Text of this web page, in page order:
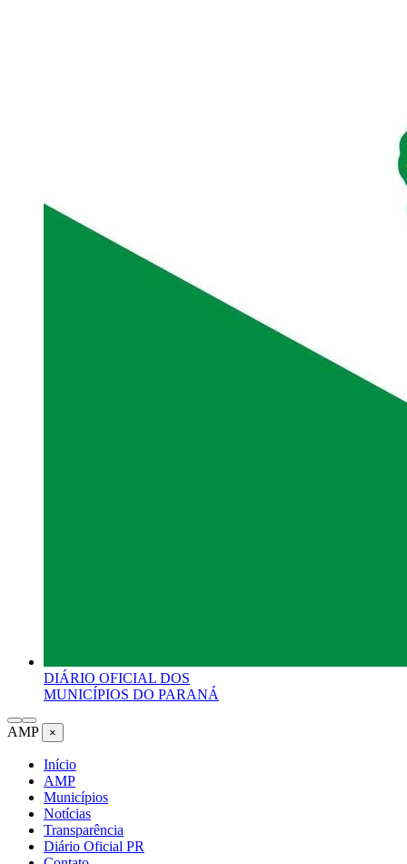
DIÁRIO OFICIAL DOS
MUNICÍPIOS DO PARANÁ
AMP ×
Início
AMP
Municípios
Notícias
Transparência
Diário Oficial PR